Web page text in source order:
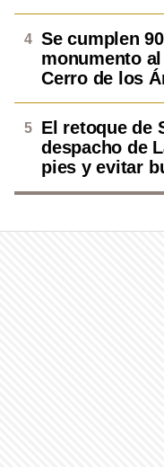
Se cumplen
monumento
Cerro de los
El retoque de
despacho de
pies y evitar